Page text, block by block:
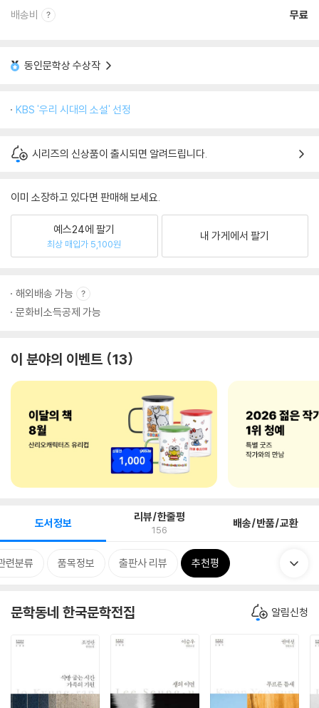
배송비 무료
동인문학상 수상작
KBS '우리 시대의 소설' 선정
시리즈의 신상품이 출시되면 알려드립니다.
이미 소장하고 있다면 판매해 보세요.
예스24에 팔기
최상 매입가 5,100원
내 가게에서 팔기
해외배송 가능
문화비소득공제 가능
이 분야의 이벤트 13
도서정보 리뷰/한줄평
156 배송/반품/교환
련분류 품목정보 출판사 리뷰 추천평
문학동네 한국문학전집 알림신청